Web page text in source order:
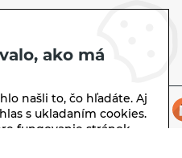
Biomila.sk | © 2026
ako má
našli to, čo hľadáte. Aj
s ukladaním cookies.
fungovanie stránok,